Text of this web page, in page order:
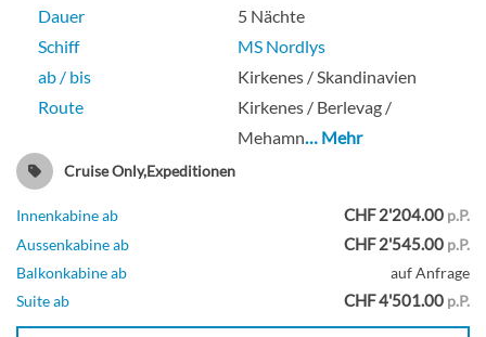
Dauer
5 Nächte
Schiff
MS Nordlys
ab / bis
Kirkenes / Skandinavien
Route
Kirkenes / Berlevag /
Mehamn… Mehr
Cruise Only,Expeditionen
Innenkabine ab CHF 2'204.00 p.P.
Aussenkabine ab
CHF 2'545.00 p.P.
Balkonkabine ab
auf Anfrage
Suite ab
CHF 4'501.00 p.P.